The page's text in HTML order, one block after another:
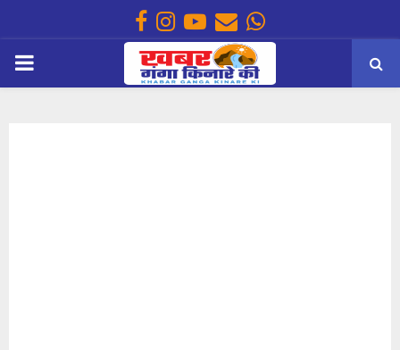
Facebook
Instagram
Youtube
EmailWhatsapp
PRIMARY